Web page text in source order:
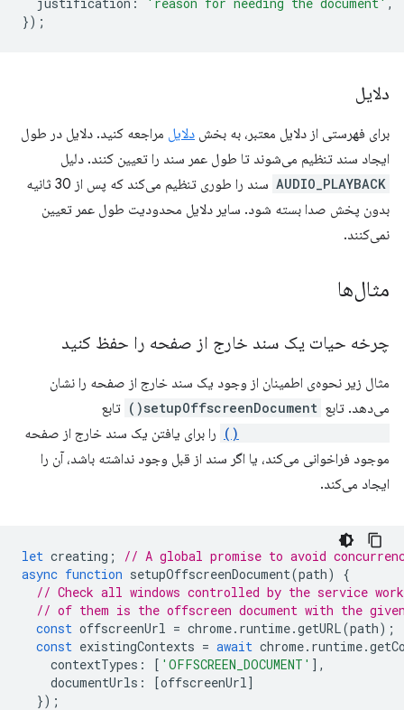
});
دلایل
برای فهرستی از دلایل معتبر، به بخش دلایل مراجعه کنید. دلایل در طول
ایجاد سند تنظیم می‌شوند تا طول عمر سند را تعیین کنند. دلیل
AUDIO_PLAYBACK
سند را طوری تنظیم می‌کند که پس از 30 ثانیه
بدون پخش صدا بسته شود. سایر دلایل محدودیت طول عمر تعیین
نمی‌کنند.
مثال‌ها
چرخه حیات یک سند خارج از صفحه را حفظ کنید
مثال زیر نحوه‌ی اطمینان از وجود یک سند خارج از صفحه را نشان
می‌دهد. تابع setupOffscreenDocument() تابع
را برای یافتن یک سند خارج از صفحه
موجود فراخوانی می‌کند، یا اگر سند از قبل وجود نداشته باشد، آن را
ایجاد می‌کند.
let creating ;
// A global promise to avoid
async function setupOffscreenDocument(path)
{
// Check all windows controlled by the service
// of them is the offscreen document with the
const offscreenUrl = chrome. runtime.getURL(path);
const existingContexts = await chrome. runtime.
contextTypes : [ 'OFFSCREEN_DOCUMENT' ],
documentUrls : [offscreenUrl]
});